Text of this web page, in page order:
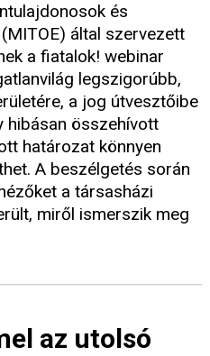
és
által szervezett
a fiatalok! webinar
legszigorúbb,
a jog útvesztőibe
hibásan összehívott
határozat könnyen
A beszélgetés során
a társasházi
miről ismerszik meg
az utolsó